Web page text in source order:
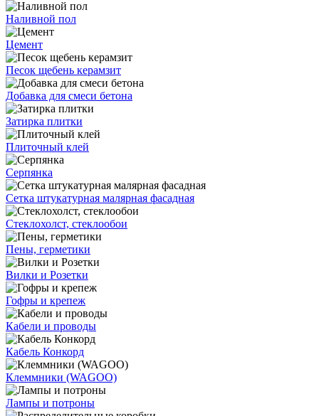
Наливной пол
Цемент
Песок щебень керамзит
Добавка для смеси бетона
Затирка плитки
Плиточный клей
Серпянка
Сетка штукатурная малярная фасадная
Стеклохолст, стеклообои
Пены, герметики
Вилки и Розетки
Гофры и крепеж
Кабели и проводы
Кабель Конкорд
Клеммники (WAGOО)
Лампы и потроны